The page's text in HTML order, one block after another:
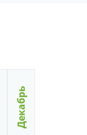
Декабрь